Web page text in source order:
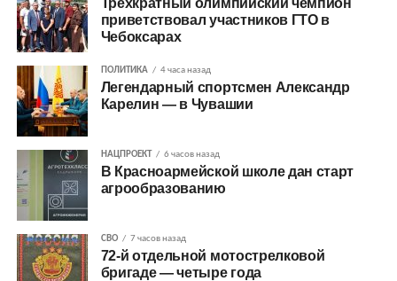
Трехкратный олимпийский чемпион
приветствовал участников ГТО в
Чебоксарах
ПОЛИТИКА 4 часа назад
Легендарный спортсмен Александр
Карелин — в Чувашии
НАЦПРОЕКТ 6 часов назад
В Красноармейской школе дан старт
агрообразованию
СВО 7 часов назад
72-й отдельной мотострелковой
бригаде — четыре года